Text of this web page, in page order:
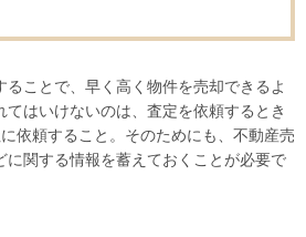
ス町田 瑠璃玉アザミ壁掛けリー
催
日(日)
15:30
ることで、早く高く物件を売却できるよ
てはいけないのは、査定を依頼するとき
依頼すること。そのためにも、不動産売
に関する情報を蓄えておくことが必要で